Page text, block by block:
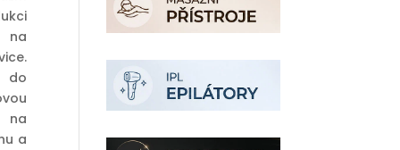
na
do
na
a